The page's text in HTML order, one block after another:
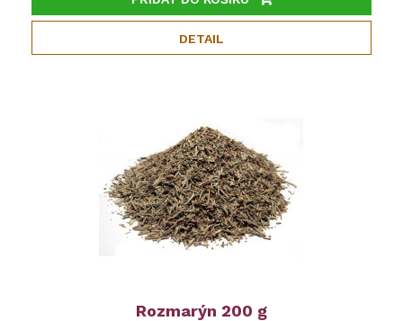
DETAIL
Rozmarýn 200 g